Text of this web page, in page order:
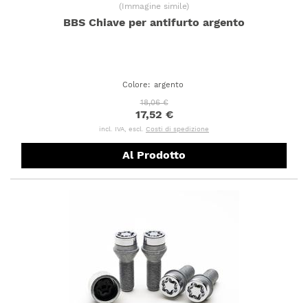
(Immagine simile)
BBS Chiave per antifurto argento
Colore: argento
18,06 €
17,52 €
incl. IVA, escl. Costi di spedizione
Al Prodotto